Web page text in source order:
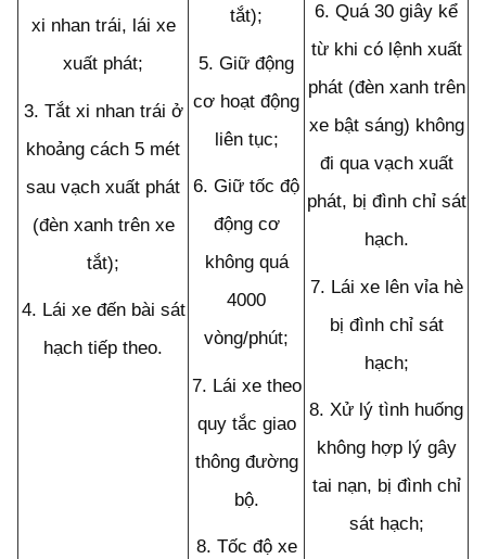
xi nhan trái, lái xe
xuất phát;
3. Tắt xi nhan trái ở
khoảng cách 5 mét
sau vạch xuất phát
(đèn xanh trên xe
tắt);
4. Lái xe đến bài sát
hạch tiếp theo.
tắt);
5. Giữ động
cơ hoạt động
liên tục;
6. Giữ tốc độ
động cơ
không quá
4000
vòng/phút;
7. Lái xe theo
quy tắc giao
thông đường
bộ.
8. Tốc độ xe
6. Quá 30 giây kể
từ khi có lệnh xuất
phát (đèn xanh trên
xe bật sáng) không
đi qua vạch xuất
phát, bị đình chỉ sát
hạch.
7. Lái xe lên vỉa hè
bị đình chỉ sát
hạch;
8. Xử lý tình huống
không hợp lý gây
tai nạn, bị đình chỉ
sát hạch;